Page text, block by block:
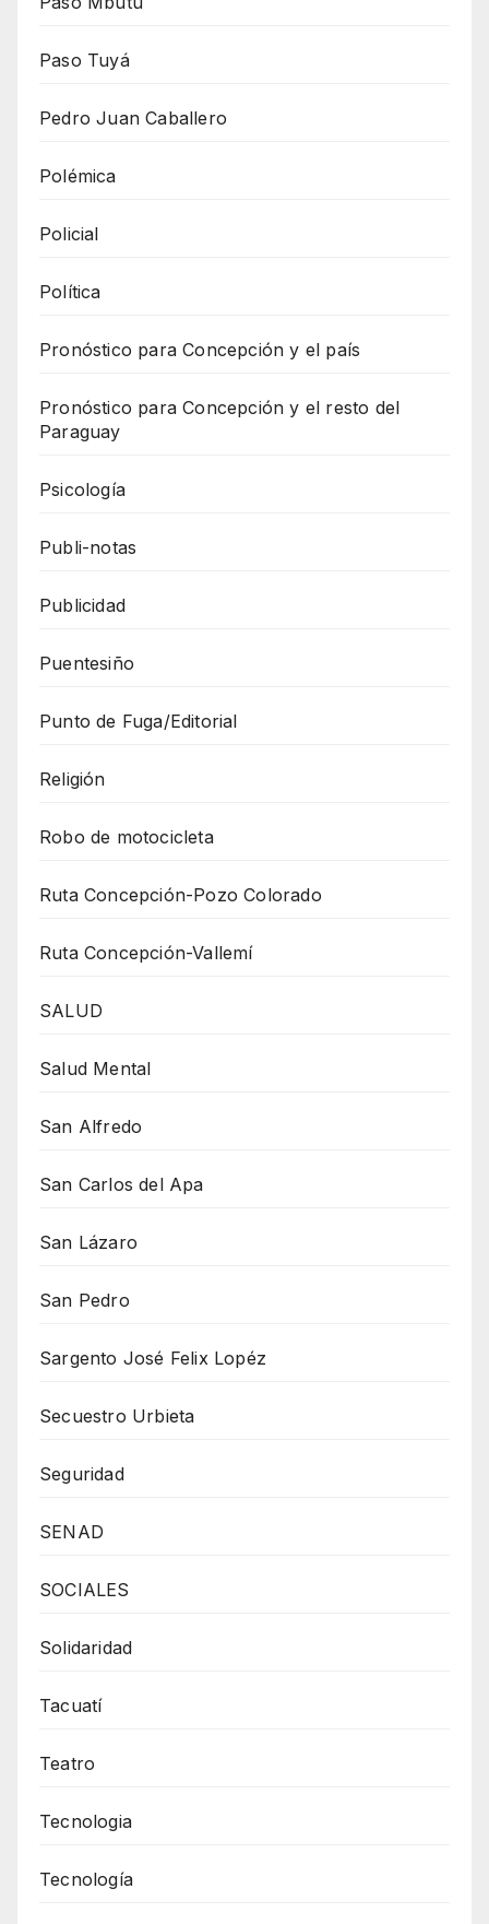
Paso Tuyá
Pedro Juan Caballero
Polémica
Policial
Política
Pronóstico para Concepción y el país
Pronóstico para Concepción y el resto del
Paraguay
Psicología
Publi-notas
Publicidad
Puentesiño
Punto de Fuga/Editorial
Religión
Robo de motocicleta
Ruta Concepción-Pozo Colorado
Ruta Concepción-Vallemí
SALUD
Salud Mental
San Alfredo
San Carlos del Apa
San Lázaro
San Pedro
Sargento José Felix Lopéz
Secuestro Urbieta
Seguridad
SENAD
SOCIALES
Solidaridad
Tacuatí
Teatro
Tecnologia
Tecnología